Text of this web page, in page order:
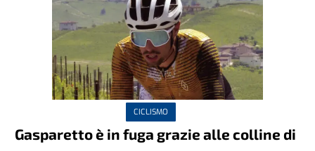
CICLISMO
Gasparetto è in fuga grazie alle colline di